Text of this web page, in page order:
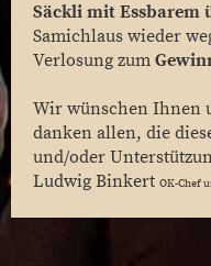
Säckli mit Essbarem
Samichlaus wieder
Verlosung zum
Wir wünschen Ihnen
danken allen, die
und/oder
Ludwig Binkert OK-Chef